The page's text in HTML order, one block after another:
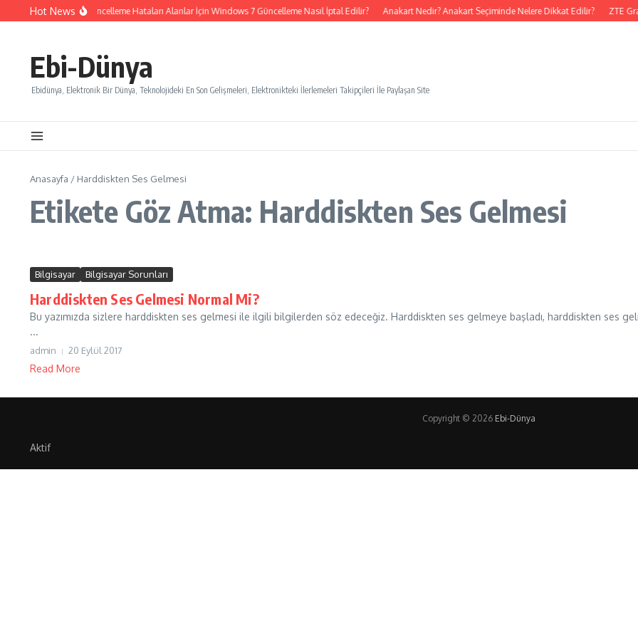
İçeriğe atlaHot News
Windows 7 Güncelleme Hataları Alanlar İçin Windows 7 Güncelleme Nasıl İptal Edilir? Anakart Nedir? Anakart Seçiminde Nelere Dikkat Edilir? ZTE
Ebi-Dünya
Ebidünya, Elektronik Bir Dünya, Teknolojideki En Son Gelişmeleri, Elektronikteki İlerlemeleri Takipçileri İle Paylaşan Site
Anasayfa / Harddiskten Ses Gelmesi
Etikete Göz Atma: Harddiskten Ses Gelmesi
Bilgisayar Bilgisayar Sorunları
Harddiskten Ses Gelmesi Normal Mi?
Bu yazımızda sizlere harddiskten ses gelmesi ile ilgili bilgilerden söz edeceğiz. Harddiskten ses gelmeye başladı, harddiskten ses
...
admin 20 Eylül 2017
Read More
Copyright © 2026 Ebi-Dünya
Aktif